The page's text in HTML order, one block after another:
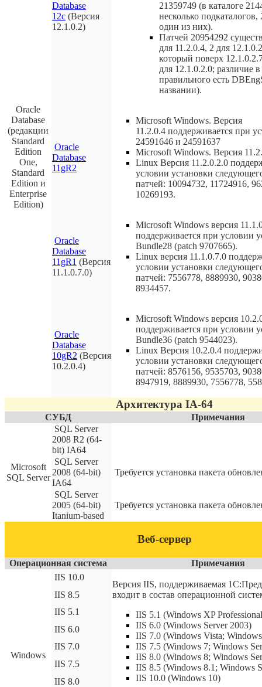
Oracle
Database
(редакции
Standard
Edition
One,
Standard
Edition и
Enterprise
Edition)
Database
12c (Версия
12.1.0.2)
21359749 (в каталоге
несколько
один из них).
Патчей 20954292
для 11.2.0.4, 2 для
который поверх
для 12.1.0.2.0; различие
правильного есть
названии).
Oracle
Database
11gR2
Microsoft Windows. Версия
11.2.0.4 поддерживается при
24591646 и 24591637
Microsoft Windows. Версия
Linux Версия 11.2.0.2.0
условии установки
патчей: 10094732, 11724916,
10269193.
Oracle
Database
11gR1 (Версия
11.1.0.7.0)
Microsoft Windows версия
поддерживается при условии
Bundle28 (patch 9707665).
Linux версия 11.1.0.7.0
условии установки
патчей: 7556778, 8889930,
8934457.
Oracle
Database
10gR2 (Версия
10.2.0.4)
Microsoft Windows версия
поддерживается при условии
Bundle36 (patch 9544023).
Linux Версия 10.2.0.4
условии установки
патчей: 8576156, 9535703,
8947919, 8889930, 7556778,
Архитектура IA-64
СУБД Примечания
Microsoft
SQL Server
SQL Server
2008 R2 (64-
bit) IA64
SQL Server
2008 (64-bit)
IA64
Требуется установка пакета
SQL Server
2005 (64-bit)
Itanium-based
Требуется установка пакета
Веб-сервер
Операционная система Примечания
Windows
IIS 10.0
Версия IIS, поддерживаемая
входит в состав операционной
IIS 5.1 (Windows XP
IIS 6.0 (Windows Server 2003)
IIS 7.0 (Windows Vista;
IIS 7.5 (Windows 7; Windows
IIS 8.0 (Windows 8; Windows
IIS 8.5 (Windows 8.1; Windows
IIS 10.0 (Windows 10)
IIS 8.5
IIS 5.1
IIS 6.0
IIS 7.0
IIS 7.5
IIS 8.0